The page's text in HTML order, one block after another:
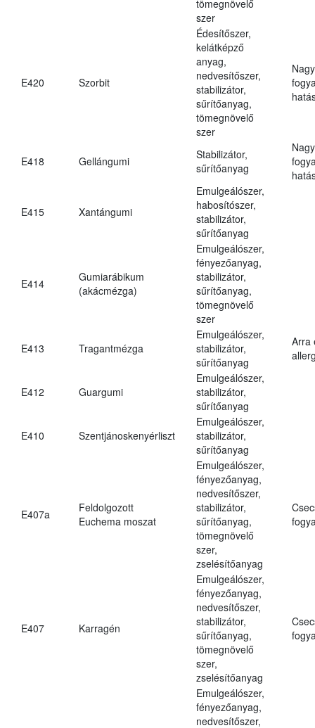
tömegnövelő
szer
E420 Szorbit
Édesítőszer,
kelátképző
anyag,
nedvesítőszer,
stabilizátor,
sűrítőanyag,
tömegnövelő
szer
E418 Gellángumi
Stabilizátor,
sűrítőanyag
E415 Xantángumi
Emulgeálószer,
habosítószer,
stabilizátor,
sűrítőanyag
E414
Gumiarábikum
(akácmézga)
Emulgeálószer,
fényezőanyag,
stabilizátor,
sűrítőanyag,
tömegnövelő
szer
E413 Tragantmézga
Emulgeálószer,
stabilizátor,
sűrítőanyag
Arra
E412 Guargumi
Emulgeálószer,
stabilizátor,
sűrítőanyag
E410 Szentjánoskenyérliszt
Emulgeálószer,
stabilizátor,
sűrítőanyag
E407a
Feldolgozott
Euchema moszat
Emulgeálószer,
fényezőanyag,
nedvesítőszer,
stabilizátor,
sűrítőanyag,
tömegnövelő
szer,
zselésítőanyag
E407 Karragén
Emulgeálószer,
fényezőanyag,
nedvesítőszer,
stabilizátor,
sűrítőanyag,
tömegnövelő
szer,
zselésítőanyag
Emulgeálószer,
fényezőanyag,
nedvesítőszer,